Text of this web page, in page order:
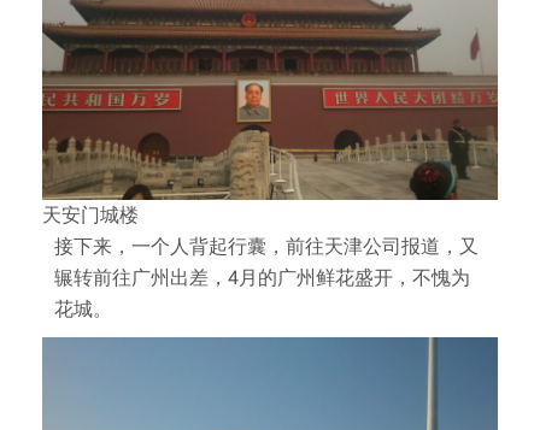
天安门城楼
接下来，一个人背起行囊，前往天津公司报道，又
辗转前往广州出差，4月的广州鲜花盛开，不愧为
花城。